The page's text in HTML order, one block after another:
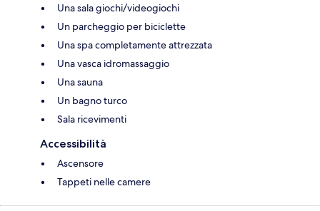
Una sala giochi/videogiochi
Un parcheggio per biciclette
Una spa completamente attrezzata
Una vasca idromassaggio
Una sauna
Un bagno turco
Sala ricevimenti
Accessibilità
Ascensore
Tappeti nelle camere